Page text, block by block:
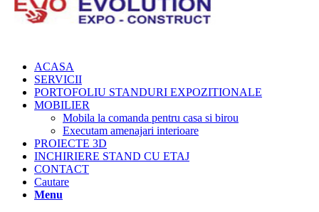
ACASA
SERVICII
PORTOFOLIU STANDURI EXPOZITIONALE
MOBILIER
Mobila la comanda pentru casa si birou
Executam amenajari interioare
PROIECTE 3D
INCHIRIERE STAND CU ETAJ
CONTACT
Cautare
Menu